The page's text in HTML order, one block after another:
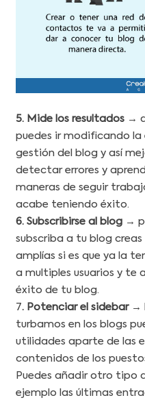
5. Mide los resultados→
puedes ir modificando
gestión del blog y así
detectar errores y
maneras de seguir
acabe teniendo éxito.
6. Subscribirse al blog→
subscriba a tu blog
amplías si es que ya la
a multiples usuarios y te
éxito de tu blog.
7. Potenciar el sidebar→
turbamos en los blogs
utilidades aparte de las
contenidos de los
Puedes añadir otro tipo
ejemplo las últimas